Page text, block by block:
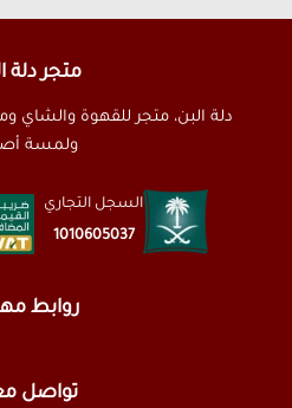
متجر دلة
دلة البن، متجر للقهوة والشاي
ولمسة
السجل التجاري
1010605037
روابط
تواصل